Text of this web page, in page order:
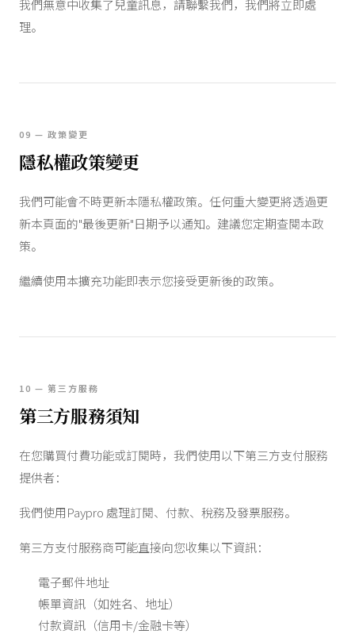
我們無意中收集了兒童訊息，請聯繫我們，我們將立即處
理。
09 — 政策變更
隱私權政策變更
我們可能會不時更新本隱私權政策。任何重大變更將透過更
新本頁面的"最後更新"日期予以通知。建議您定期查閱本政
策。
繼續使用本擴充功能即表示您接受更新後的政策。
10 — 第三方服務
第三方服務須知
在您購買付費功能或訂閱時，我們使用以下第三方支付服務
提供者：
我們使用Paypro 處理訂閱、付款、稅務及發票服務。
第三方支付服務商可能直接向您收集以下資訊：
電子郵件地址
帳單資訊（如姓名、地址）
付款資訊（信用卡/金融卡等）